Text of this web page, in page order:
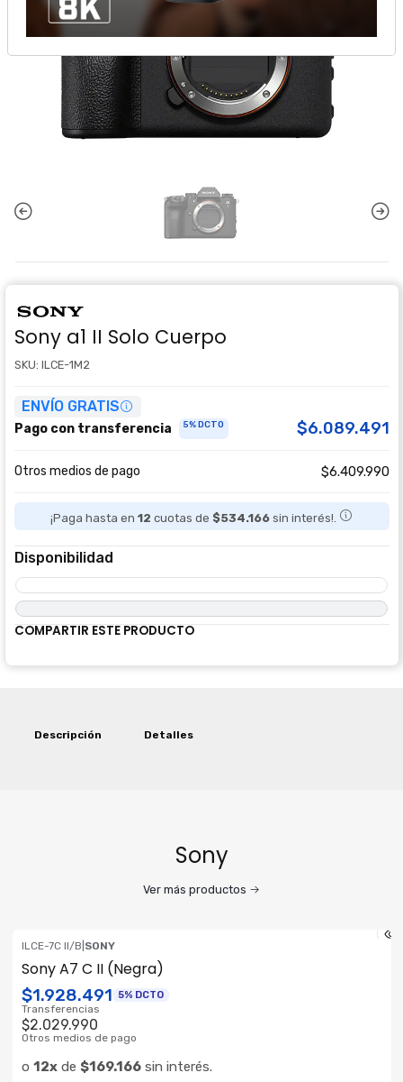
Sony a1 II Solo Cuerpo
SKU: ILCE-1M2
ENVÍO GRATIS
Pago con transferencia 5% DCTO $6.089.491
Otros medios de pago $6.409.990
¡Paga hasta en 12 cuotas de $534.166sin interés!.
Disponibilidad
COMPARTIR ESTE PRODUCTO
Descripción Detalles
Sony
Ver más productos
ILCE-7C II/B SONY
Sony A7 C II (Negra)
$1.928.491 5% DCTO
Transferencias
$2.029.990
Otros medios de pago
o 12xde $169.166sin interés.